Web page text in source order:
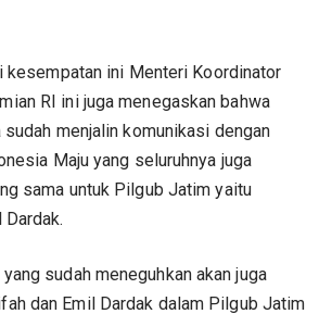
kesempatan ini Menteri Koordinator
RI ini juga menegaskan bahwa
sudah menjalin komunikasi dengan
Maju yang seluruhnya juga
sama untuk Pilgub Jatim yaitu
sudah meneguhkan akan juga
dan Emil Dardak dalam Pilgub Jatim